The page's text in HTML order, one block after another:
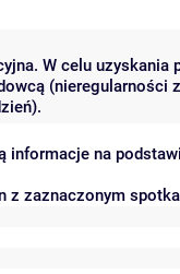
W celu
(nieregularności
informacje na
z zaznaczonym